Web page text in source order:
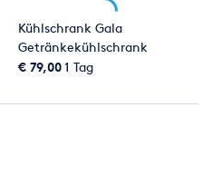
Kühlschrank Gala
Getränkekühlschrank
Kühlvitrine
€ 79,001 Tag